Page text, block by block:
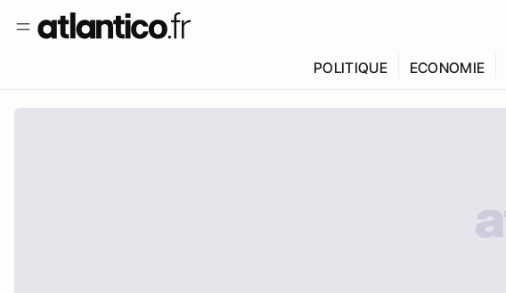
POLITIQUE ECONOMIE